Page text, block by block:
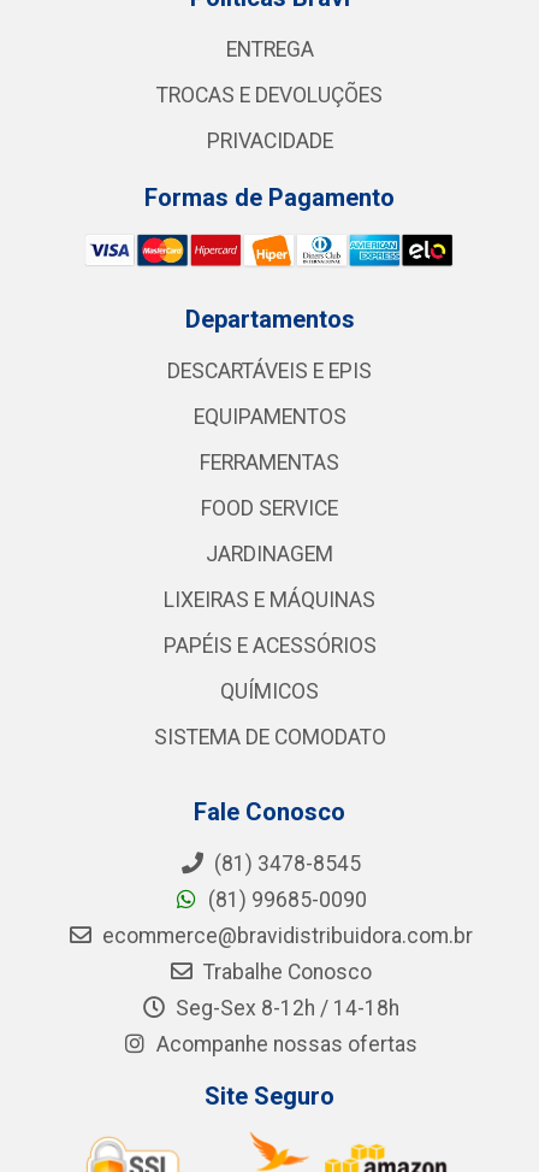
ENTREGA
TROCAS E DEVOLUÇÕES
PRIVACIDADE
Formas de Pagamento
Departamentos
DESCARTÁVEIS E EPIS
EQUIPAMENTOS
FERRAMENTAS
FOOD SERVICE
JARDINAGEM
LIXEIRAS E MÁQUINAS
PAPÉIS E ACESSÓRIOS
QUÍMICOS
SISTEMA DE COMODATO
Fale Conosco
(81) 3478-8545
(81) 99685-0090
ecommerce@bravidistribuidora.com.br
Trabalhe Conosco
Seg-Sex 8-12h / 14-18h
Acompanhe nossas ofertas
Site Seguro